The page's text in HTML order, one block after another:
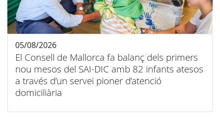
El Consell de Mallorca fa balanç dels primers
nou mesos del SAI-DIC amb 82 infants atesos
a través d’un servei pioner d’atenció
domiciliària
05/08/2026